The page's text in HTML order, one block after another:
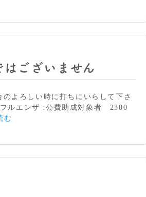
ございません
よろしい時に打ちにいらして下さ
ルエンザ :公費助成対象者 2300
む